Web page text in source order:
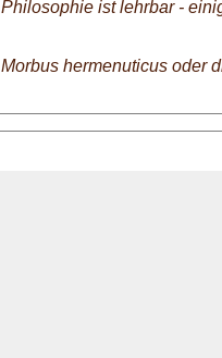
Philosophie ist lehrbar -
Morbus hermenuticus oder